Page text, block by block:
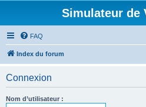
Simulateur de
FAQ
Index du forum
Connexion
Nom d’utilisateur :